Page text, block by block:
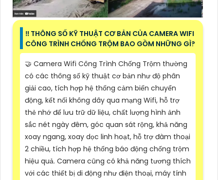
‼️ THÔNG SỐ KỸ THUẬT CƠ BẢN CỦA CAMERA WIFI
CÔNG TRÌNH CHỐNG TRỘM BAO GỒM NHỮNG GÌ?
🤝 Camera Wifi Công Trình Chống Trộm thường
có các thông số kỹ thuật cơ bản như độ phân
giải cao, tích hợp hệ thống cảm biến chuyển
động, kết nối không dây qua mạng Wifi, hỗ trợ
thẻ nhớ để lưu trữ dữ liệu, chất lượng hình ảnh
sắc nét ngày đêm, góc quan sát rộng, khả năng
xoay ngang, xoay dọc linh hoạt, hỗ trợ đàm thoại
2 chiều, tích hợp hệ thống báo động chống trộm
hiệu quả. Camera cũng có khả năng tương thích
với các thiết bị di động như điện thoại, máy tính